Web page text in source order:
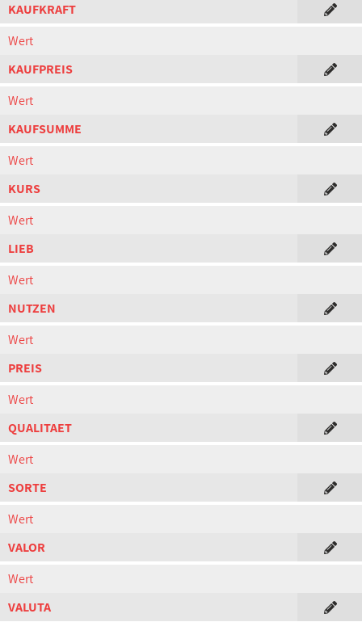
KAUFKRAFT
Wert
KAUFPREIS
Wert
KAUFSUMME
Wert
KURS
Wert
LIEB
Wert
NUTZEN
Wert
PREIS
Wert
QUALITAET
Wert
SORTE
Wert
VALOR
Wert
VALUTA